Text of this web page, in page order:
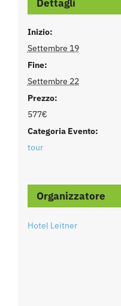
Dettagli
Inizio:
Settembre 19
Fine:
Settembre 22
Prezzo:
577€
Categoria Evento:
tour
Organizzatore
Hotel Leitner